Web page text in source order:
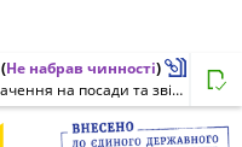
(Не набрав чинності)
Про затвердження Порядку призначення на посади та звільнення з посад контролерів Національної комісії з цінних паперів та фондового ринку